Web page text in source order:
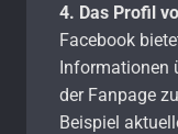
4. Das Profil
Facebook
Informationen
der Fanpage
Beispiel